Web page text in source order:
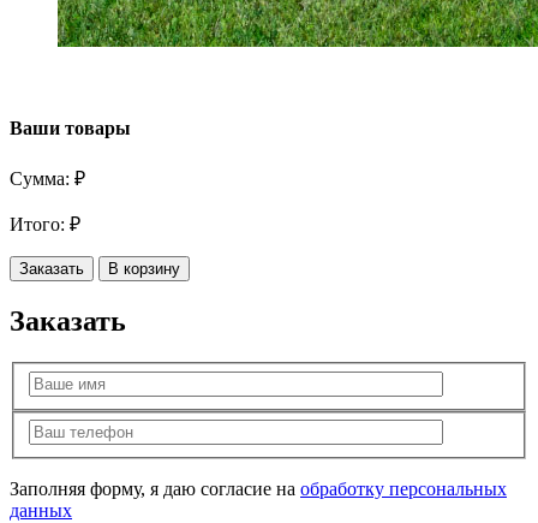
Ваши товары
Сумма: ₽
Итого: ₽
Заказать В корзину
Заказать
Заполняя форму, я даю согласие на обработку персональных
данных